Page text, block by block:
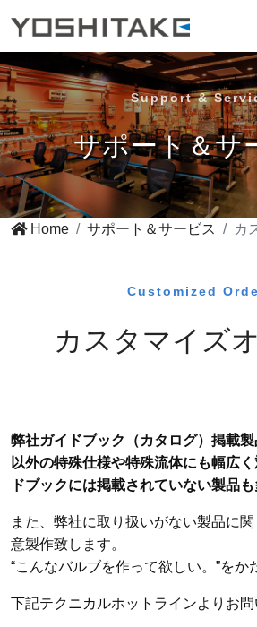
Support &
サポート＆サ
Home サポート＆サービス カ
Customized
カスタマイズ
弊社ガイドブック（カタログ）掲載
以外の特殊仕様や特殊流体にも幅広
ドブックには掲載されていない製品も
また、弊社に取り扱いがない製品に
意製作致します。
“こんなバルブを作って欲しい。”をか
下記テクニカルホットラインよりお問